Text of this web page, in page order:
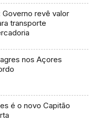
revê valor
transporte
nos Açores
é o novo Capitão